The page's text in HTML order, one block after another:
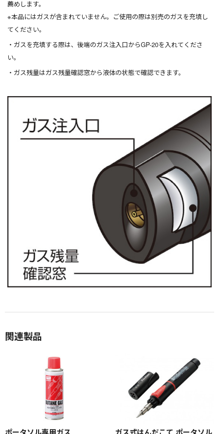
薦めします。
※本品にはガスが含まれていません。ご使用の際は別売のガスを充填し
てください。
ガスを充填する際は、後端のガス注入口からGP-20を入れてくださ
い。
ガス残量はガス残量確認窓から液体の状態で確認できます。
関連製品